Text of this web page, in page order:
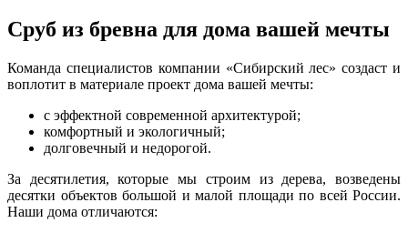
Сруб из бревна для дома вашей мечты
Команда специалистов компании «Сибирский лес» создаст и
воплотит в материале проект дома вашей мечты:
с эффектной современной архитектурой;
комфортный и экологичный;
долговечный и недорогой.
За десятилетия, которые мы строим из дерева, возведены
десятки объектов большой и малой площади по всей России.
Наши дома отличаются: